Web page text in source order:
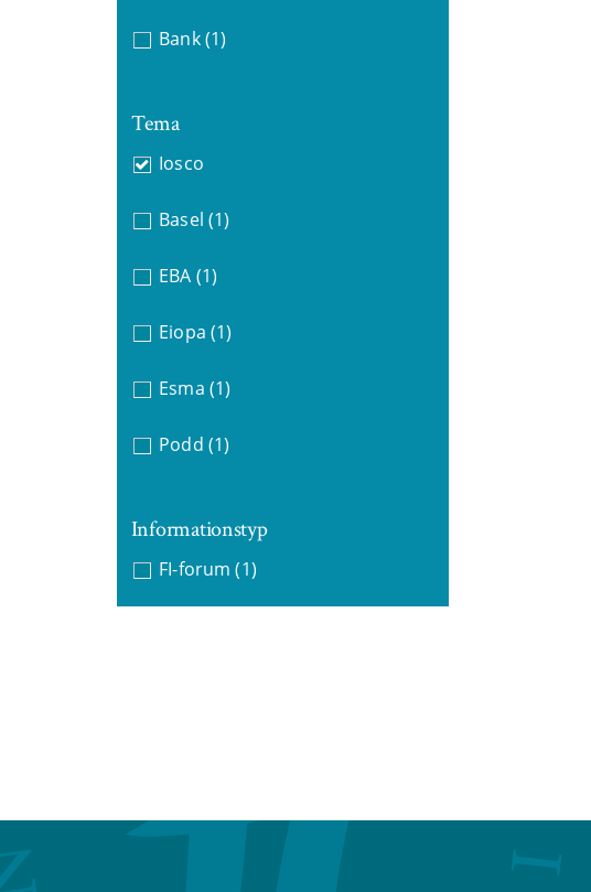
Bank (1)
Tema
Iosco
Basel (1)
EBA (1)
Eiopa (1)
Esma (1)
Podd (1)
Informationstyp
FI-forum (1)